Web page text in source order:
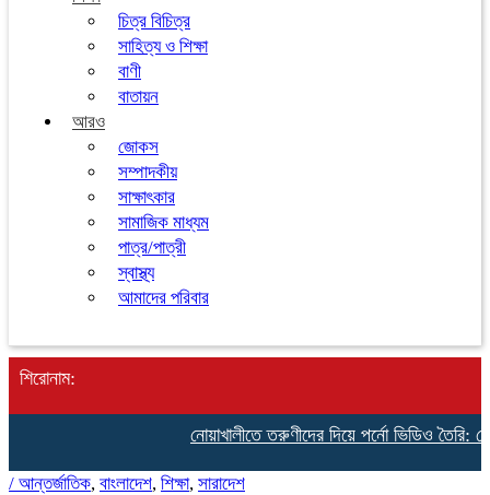
চিত্র বিচিত্র
সাহিত্য ও শিক্ষা
বাণী
বাতায়ন
আরও
জোকস
সম্পাদকীয়
সাক্ষাৎকার
সামাজিক মাধ্যম
পাত্র/পাত্রী
স্বাস্থ্য
আমাদের পরিবার
শিরোনাম:
নোয়াখালীতে তরুণীদের দিয়ে পর্নো ভিডিও তৈরি:
/ আন্তর্জাতিক, বাংলাদেশ, শিক্ষা, সারাদেশ